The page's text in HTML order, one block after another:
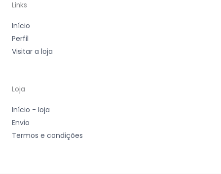
Links
Início
Perfil
Visitar a loja
Loja
Início - loja
Envio
Termos e condições